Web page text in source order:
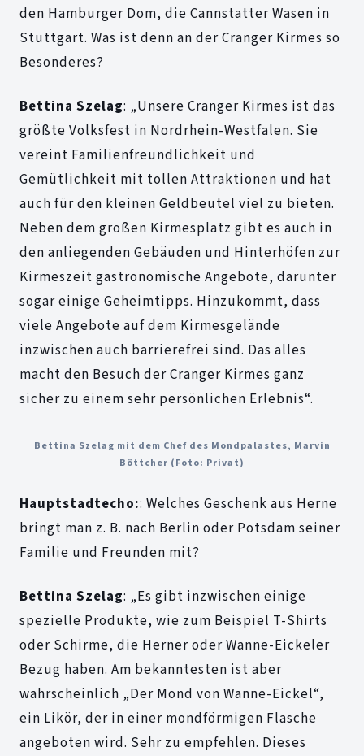
den Hamburger Dom, die Cannstatter Wasen in
Stuttgart. Was ist denn an der Cranger Kirmes so
Besonderes?
Bettina Szelag: „Unsere Cranger Kirmes ist das
größte Volksfest in Nordrhein-Westfalen. Sie
vereint Familienfreundlichkeit und
Gemütlichkeit mit tollen Attraktionen und hat
auch für den kleinen Geldbeutel viel zu bieten.
Neben dem großen Kirmesplatz gibt es auch in
den anliegenden Gebäuden und Hinterhöfen zur
Kirmeszeit gastronomische Angebote, darunter
sogar einige Geheimtipps. Hinzukommt, dass
viele Angebote auf dem Kirmesgelände
inzwischen auch barrierefrei sind. Das alles
macht den Besuch der Cranger Kirmes ganz
sicher zu einem sehr persönlichen Erlebnis“.
Bettina Szelag mit dem Chef des Mondpalastes, Marvin
Böttcher (Foto: Privat)
Hauptstadtecho:: Welches Geschenk aus Herne
bringt man z. B. nach Berlin oder Potsdam seiner
Familie und Freunden mit?
Bettina Szelag: „Es gibt inzwischen einige
spezielle Produkte, wie zum Beispiel T-Shirts
oder Schirme, die Herner oder Wanne-Eickeler
Bezug haben. Am bekanntesten ist aber
wahrscheinlich „Der Mond von Wanne-Eickel“,
ein Likör, der in einer mondförmigen Flasche
angeboten wird. Sehr zu empfehlen. Dieses